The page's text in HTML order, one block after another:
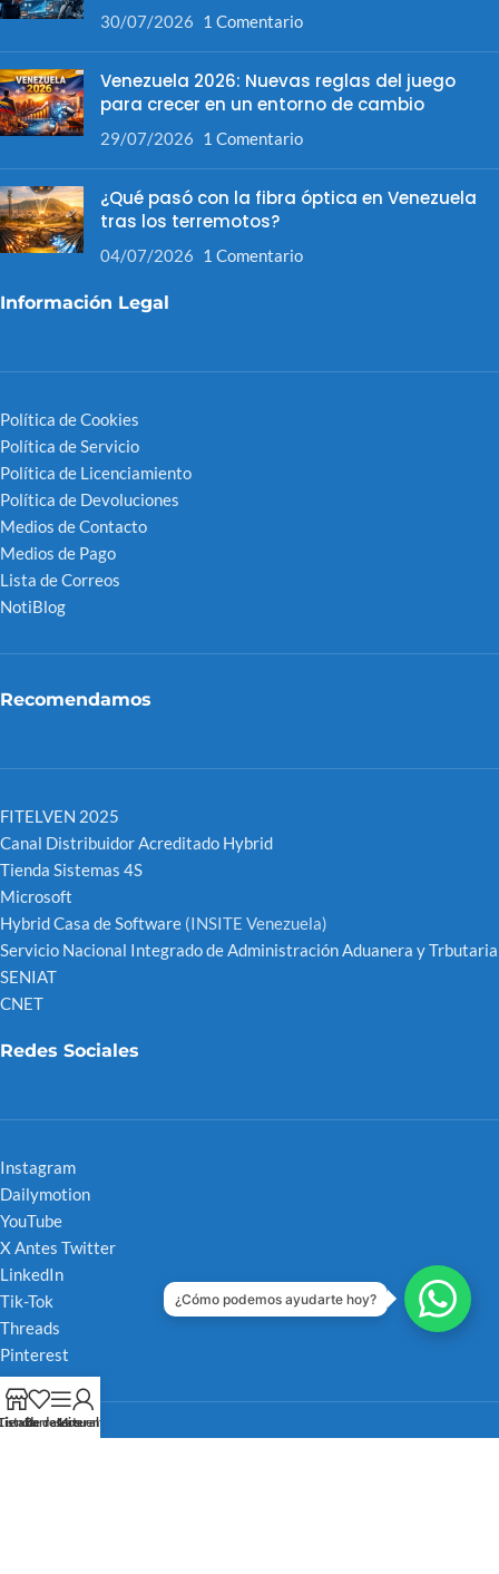
30/07/2026 1 Comentario
Venezuela 2026: Nuevas reglas del juego
para crecer en un entorno de cambio
29/07/2026 1 Comentario
¿Qué pasó con la fibra óptica en Venezuela
tras los terremotos?
04/07/2026 1 Comentario
Información Legal
Política de Cookies
Política de Servicio
Política de Licenciamiento
Política de Devoluciones
Medios de Contacto
Medios de Pago
Lista de Correos
NotiBlog
Recomendamos
FITELVEN 2025
Canal Distribuidor Acreditado Hybrid
Tienda Sistemas 4S
Microsoft
Hybrid Casa de Software (INSITE Venezuela)
Servicio Nacional Integrado de Administración Aduanera y Trbutaria
SENIAT
CNET
Redes Sociales
Instagram
Dailymotion
YouTube
X Antes Twitter
LinkedIn
Tik-Tok
Threads
Pinterest
de deseos
Barra Lateral
Mi cuenta
¿Cómo podemos ayudarte hoy?